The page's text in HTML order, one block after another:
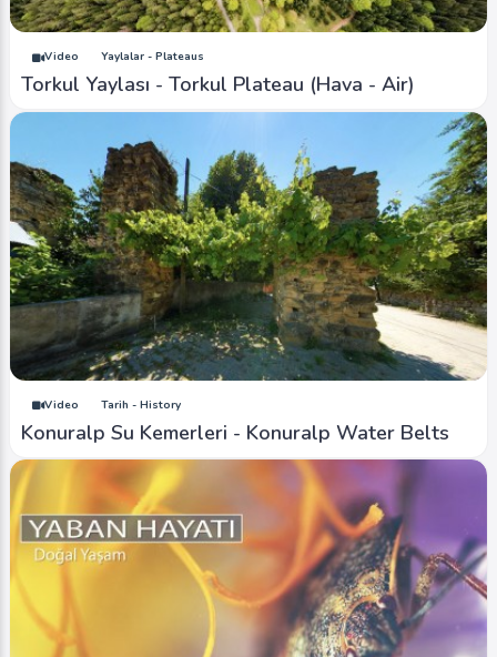
Video Yaylalar - Plateaus
Torkul Yaylası - Torkul Plateau (Hava - Air)
Video Tarih - History
Konuralp Su Kemerleri - Konuralp Water Belts